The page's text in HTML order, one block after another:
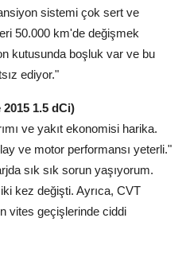
sistemi çok sert ve
50.000 km'de değişmek
kutusunda boşluk var ve bu
ediyor."
1.5 dCi)
ve yakıt ekonomisi harika.
ve motor performansı yeterli."
sık sık sorun yaşıyorum.
kez değişti. Ayrıca, CVT
vites geçişlerinde ciddi